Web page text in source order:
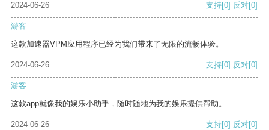
2024-06-26 支持[0] 反对[0]
游客
这款加速器VPM应用程序已经为我们带来了无限的流畅体验。
2024-06-26 支持[0] 反对[0]
游客
这款app就像我的娱乐小助手，随时随地为我的娱乐提供帮助。
2024-06-26 支持[0] 反对[0]